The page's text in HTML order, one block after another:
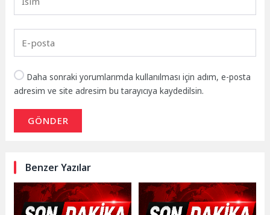
Daha sonraki yorumlarımda kullanılması için adım, e-posta
adresim ve site adresim bu tarayıcıya kaydedilsin.
GÖNDER
Benzer Yazılar